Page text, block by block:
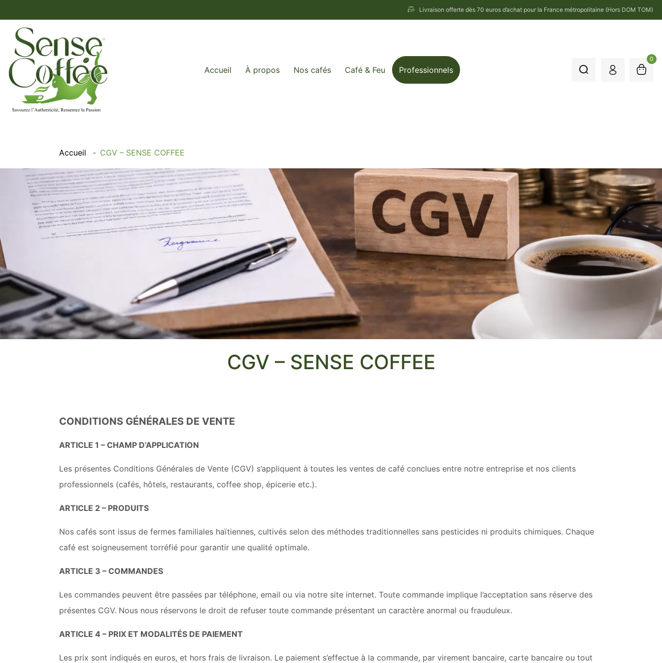
Livraison offerte dès 70 euros d’achat pour la France métropolitaine (Hors DOM TOM)
Accueil À propos Nos cafés Café & Feu Professionnels
0
Accueil CGV – SENSE COFFEE
CGV – SENSE COFFEE
CONDITIONS GÉNÉRALES DE VENTE
ARTICLE 1 – CHAMP D’APPLICATION
Les présentes Conditions Générales de Vente (CGV) s’appliquent à toutes les ventes de café conclues entre notre entreprise et nos clients
professionnels (cafés, hôtels, restaurants, coffee shop, épicerie etc.).
ARTICLE 2 – PRODUITS
Nos cafés sont issus de fermes familiales haïtiennes, cultivés selon des méthodes traditionnelles sans pesticides ni produits chimiques. Chaque
café est soigneusement torréfié pour garantir une qualité optimale.
ARTICLE 3 – COMMANDES
Les commandes peuvent être passées par téléphone, email ou via notre site internet. Toute commande implique l’acceptation sans réserve des
présentes CGV. Nous nous réservons le droit de refuser toute commande présentant un caractère anormal ou frauduleux.
ARTICLE 4 – PRIX ET MODALITÉS DE PAIEMENT
Les prix sont indiqués en euros, et hors frais de livraison. Le paiement s’effectue à la commande, par virement bancaire, carte bancaire ou tout